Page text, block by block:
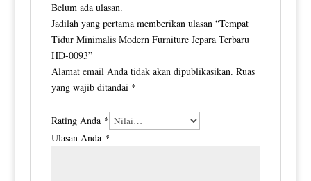
Belum ada ulasan.
Jadilah yang pertama memberikan ulasan “Tempat
Tidur Minimalis Modern Furniture Jepara Terbaru
HD-0093”
Alamat email Anda tidak akan dipublikasikan. Ruas
yang wajib ditandai *
Rating Anda *
Ulasan Anda *